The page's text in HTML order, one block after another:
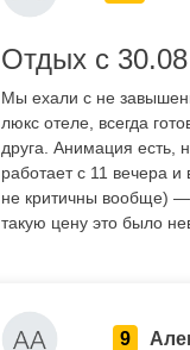
Отдых с
Мы ехали с не
люкс отеле, всегда
друга. Анимация есть,
работает с 11 вечера
не критичны вообще)
такую цену это было
9